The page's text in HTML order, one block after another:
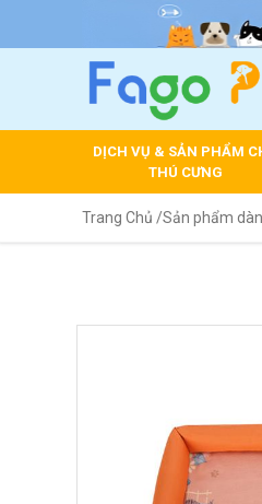
DỊCH VỤ & SẢN PHẨM
THÚ CƯNG
Trang Chủ /Sản phẩm